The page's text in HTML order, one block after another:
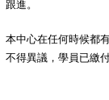
跟進。
本中心在任何時候都
不得異議，學員已繳